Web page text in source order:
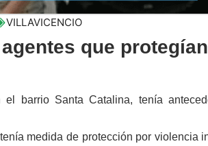
VILLAVICENCIO
que
barrio Santa Catalina, tenía
medida de protección por violencia